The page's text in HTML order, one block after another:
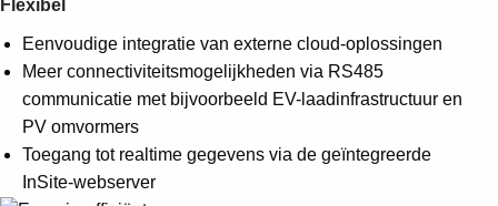
Flexibel
Eenvoudige integratie van externe cloud-oplossingen
Meer connectiviteitsmogelijkheden via RS485
communicatie met bijvoorbeeld EV-laadinfrastructuur en
PV omvormers
Toegang tot realtime gegevens via de geïntegreerde
InSite-webserver